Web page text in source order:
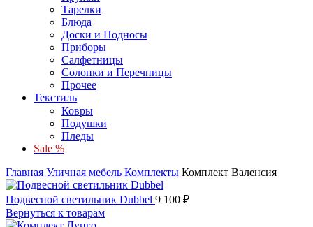
Тарелки
Блюда
Доски и Подносы
Приборы
Салфетницы
Солонки и Перечницы
Прочее
Текстиль
Ковры
Подушки
Пледы
Sale %
Главная Уличная мебель Комплекты Комплект Валенсия
Подвесной светильник Dubbel 9 100 ₽
Вернуться к товарам